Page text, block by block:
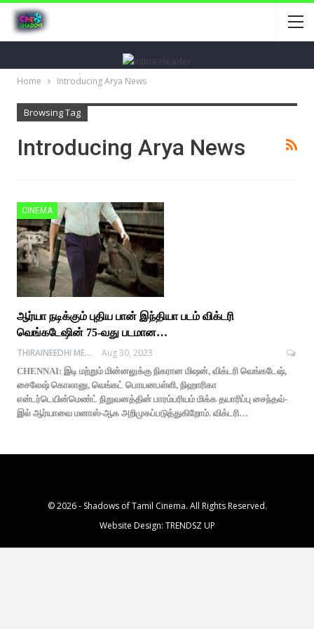
Home Introducing Arya News
Browsing Tag
Introducing Arya News
CINEMA
ஆர்யா நடிக்கும் புதிய பான் இந்தியா படம் விக்டரி
வெங்கடேஷின் 75-வது படமான…
THIRAINEEDHI MEDIA
Aug 30, 2023
CHENNAI: இடி மற்றும் மின்னலுக்கு நிகரான மிஷன், விக்டரி வெங்கடேஷ்,
சைலேஷ் கொலானு, வெங்கட் பொயனபள்ளி, நிஹாரிகா
என்டர்டெயின்மெண்ட் நிறுவனத்தின் பாரம்பரியம் மிக்க தயாரிப்பு சைந்தவ்-
இல் ஆர்யாவை மனாஸ்-ஆக அறிமுகப்படுத்துகிறோம். விக்டரி…
© 2026 - Shadows of Tamil Cinema. All Rights Reserved.
Website Design: TRENDSZ UP